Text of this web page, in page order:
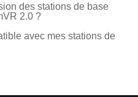
des stations de base
2.0 ?
avec mes stations de